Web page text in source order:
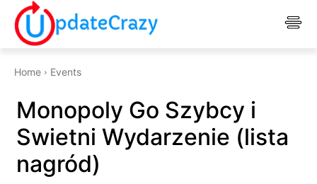
Home Events
Monopoly Go Szybcy i
Swietni Wydarzenie (lista
nagród)